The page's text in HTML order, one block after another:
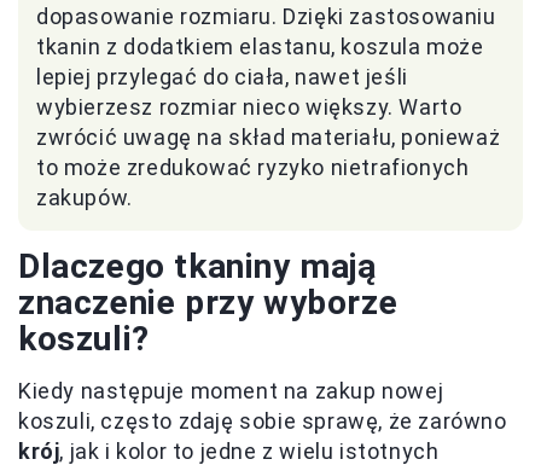
dopasowanie rozmiaru. Dzięki zastosowaniu
tkanin z dodatkiem elastanu, koszula może
lepiej przylegać do ciała, nawet jeśli
wybierzesz rozmiar nieco większy. Warto
zwrócić uwagę na skład materiału, ponieważ
to może zredukować ryzyko nietrafionych
zakupów.
Dlaczego tkaniny mają
znaczenie przy wyborze
koszuli?
Kiedy następuje moment na zakup nowej
koszuli, często zdaję sobie sprawę, że zarówno
krój, jak i kolor to jedne z wielu istotnych